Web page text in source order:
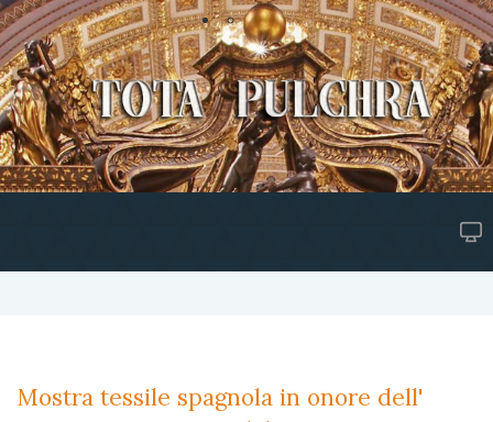
Mostra tessile spagnola in onore dell'